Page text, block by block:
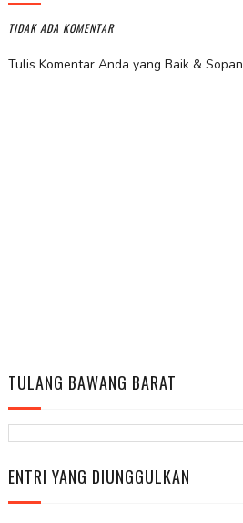
TIDAK ADA KOMENTAR
Tulis Komentar Anda yang Baik & Sopan
TULANG BAWANG BARAT
ENTRI YANG DIUNGGULKAN